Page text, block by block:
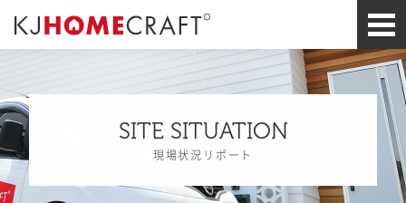
SITE SITUATION
現場状況リポート